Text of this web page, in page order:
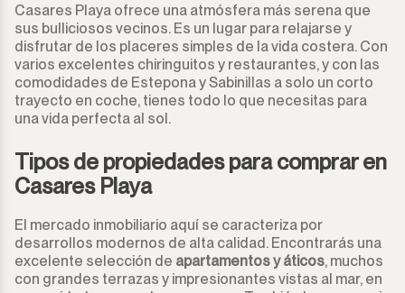
Casares Playa ofrece una atmósfera más serena que
sus bulliciosos vecinos. Es un lugar para relajarse y
disfrutar de los placeres simples de la vida costera. Con
varios excelentes chiringuitos y restaurantes, y con las
comodidades de Estepona y Sabinillas a solo un corto
trayecto en coche, tienes todo lo que necesitas para
una vida perfecta al sol.
Tipos de propiedades para comprar en
Casares Playa
El mercado inmobiliario aquí se caracteriza por
desarrollos modernos de alta calidad. Encontrarás una
excelente selección de apartamentos y áticos, muchos
con grandes terrazas y impresionantes vistas al mar, en